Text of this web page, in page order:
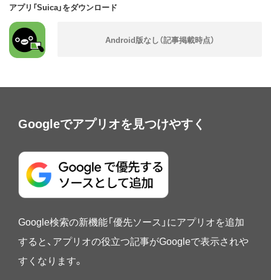
アプリ「Suica」をダウンロード
Googleでアプリオを見つけやすく
Google検索の新機能「優先ソース」にアプリオを追加
すると、アプリオの役立つ記事がGoogleで表示されや
すくなります。